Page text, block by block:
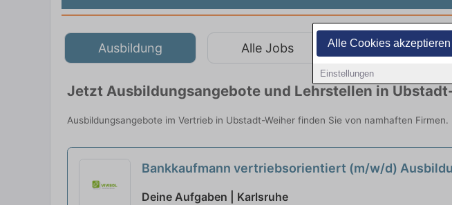
Alle Cookies akzeptieren
Einstellungen
Ausbildung Alle Jobs Teilzeit
Jetzt Ausbildungsangebote und Lehrstellen in
Ausbildungsangebote im Vertrieb in Ubstadt-Weiher finden Sie von namhaften
Bankkaufmann vertriebsorientiert (m/w/d)
Deine Aufgaben | Karlsruhe